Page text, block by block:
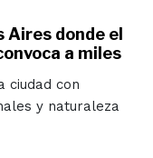
Aires donde el
a miles
ciudad con
y naturaleza